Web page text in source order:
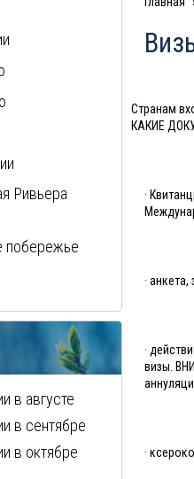
Странам
КАКИЕ
·
·
·
визы.
·
Ривьера
побережье
в августе
в сентябре
в октябре